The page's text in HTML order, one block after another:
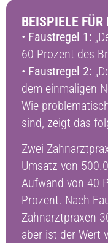
BEISPIELE FÜR
• Faustregel 1:
60 Prozent des
• Faustregel 2:
dem einmaligen
Wie
sind, zeigt das
Zwei
Umsatz von
Aufwand von 40
Prozent. Nach
Zahnarztpraxen
aber ist der Wert